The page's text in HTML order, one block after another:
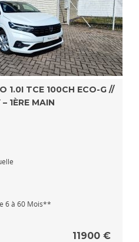
1.0I TCE 100CH ECO-G //
1ÈRE MAIN
6 à 60 Mois**
11900 €